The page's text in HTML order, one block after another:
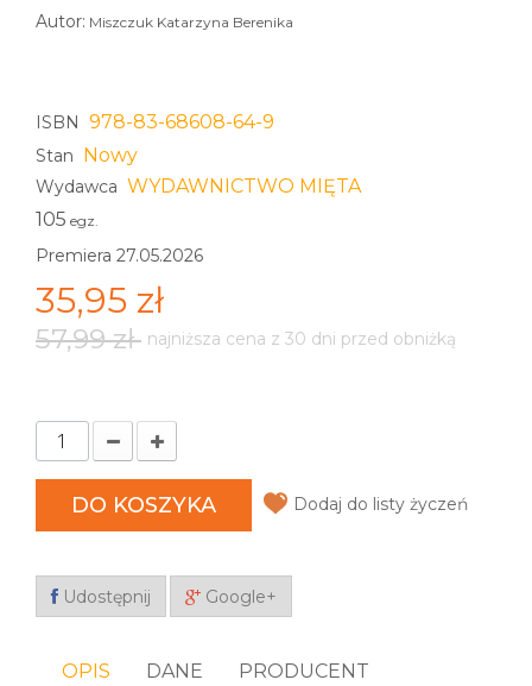
Autor: Miszczuk Katarzyna Berenika
ISBN 978-83-68608-64-9
Stan Nowy
Wydawca WYDAWNICTWO MIĘTA
105 egz.
Premiera 27.05.2026
35,95 zł
57,99 zł najniższa cena z 30 dni przed obniżką
DO KOSZYKA Dodaj do listy życzeń
Udostępnij Google+
OPIS DANE PRODUCENT